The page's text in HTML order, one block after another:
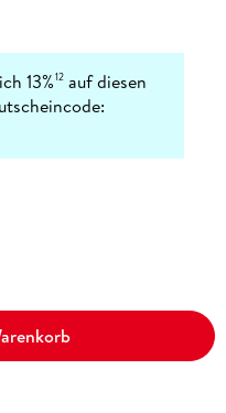
13%12 auf diesen